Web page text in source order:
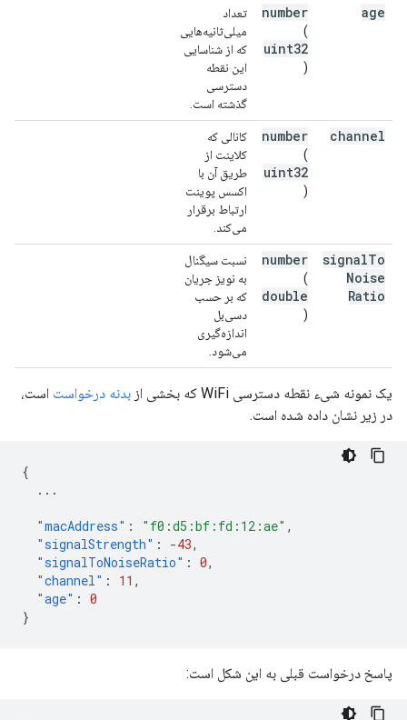
age
number
(
uint32
)
تعداد
میلی‌ثانیه‌هایی
که از شناسایی
این نقطه
دسترسی
گذشته است.
channel
number
(
uint32
)
کانالی که
کلاینت از
طریق آن با
اکسس پوینت
ارتباط برقرار
می‌کند.
signalTo
Noise
Ratio
number
(
double
)
نسبت سیگنال
به نویز جریان
که بر حسب
دسی‌بل
اندازه‌گیری
می‌شود.
یک نمونه شیء نقطه دسترسی WiFi که بخشی از بدنه درخواست است،
در زیر نشان داده شده است.
{
...
"macAddress" : "f0:d5:bf:fd:12:ae" ,
"signalStrength" : -43,
"signalToNoiseRatio" : 0,
"channel" : 11 ,
"age" : 0
}
پاسخ درخواست قبلی به این شکل است: